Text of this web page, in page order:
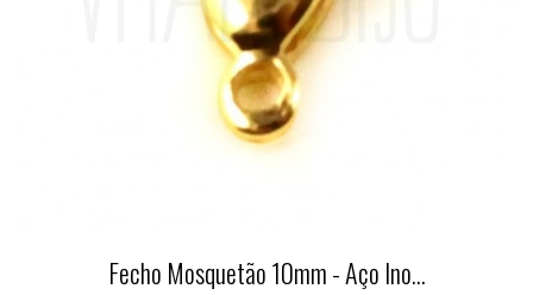
Fecho Mosquetão 10mm - Aço Ino...